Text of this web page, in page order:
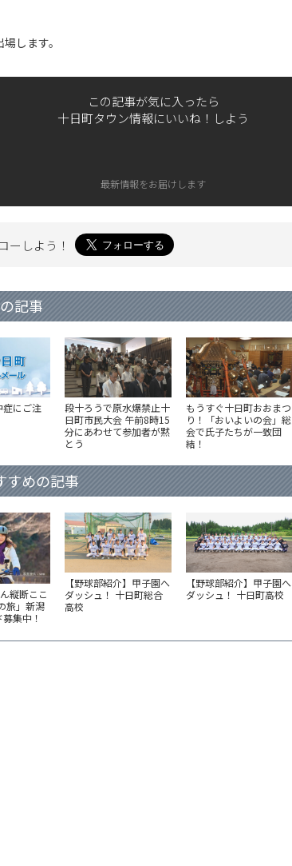
します。
この記事が気に入ったら
十日町タウン情報にいいね！しよう
最新情報をお届けします
ーしよう！
記事
症にご注
段十ろうで原水爆禁止十
日町市民大会 午前8時15
分にあわせて参加者が黙
とう
もうすぐ十日町おおまつ
り！「おいよいの会」総
会で氏子たちが一致団
結！
すめの記事
縦断ここ
旅」新潟
集中！
【野球部紹介】甲子園へ
ダッシュ！ 十日町総合
高校
【野球部紹介】甲子園へ
ダッシュ！ 十日町高校